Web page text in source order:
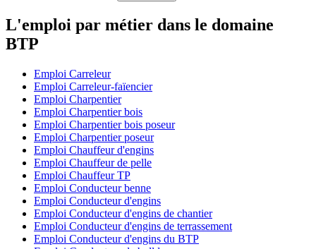
L'emploi par métier dans le domaine
BTP
Emploi Carreleur
Emploi Carreleur-faïencier
Emploi Charpentier
Emploi Charpentier bois
Emploi Charpentier bois poseur
Emploi Charpentier poseur
Emploi Chauffeur d'engins
Emploi Chauffeur de pelle
Emploi Chauffeur TP
Emploi Conducteur benne
Emploi Conducteur d'engins
Emploi Conducteur d'engins de chantier
Emploi Conducteur d'engins de terrassement
Emploi Conducteur d'engins du BTP